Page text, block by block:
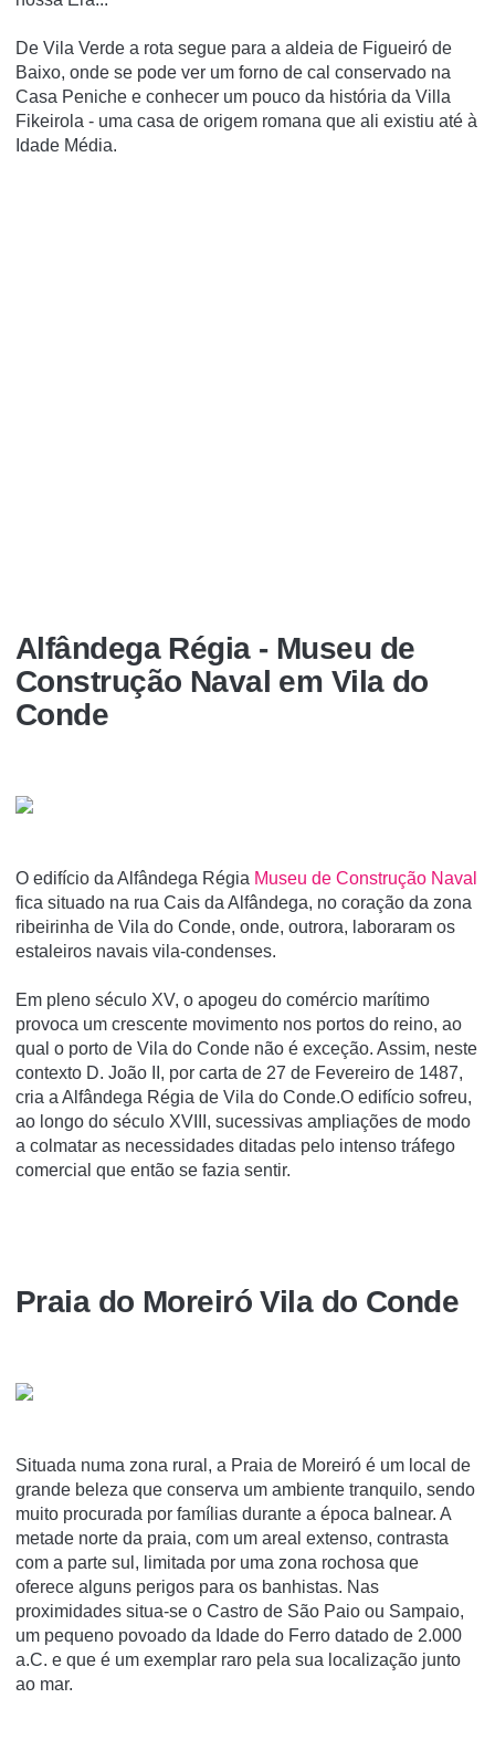
De Vila Verde a rota segue para a aldeia de Figueiró de
Baixo, onde se pode ver um forno de cal conservado na
Casa Peniche e conhecer um pouco da história da Villa
Fikeirola - uma casa de origem romana que ali existiu até à
Idade Média.
Alfândega Régia - Museu de
Construção Naval em Vila do
Conde
O edifício da Alfândega Régia Museu de Construção Naval
fica situado na rua Cais da Alfândega, no coração da zona
ribeirinha de Vila do Conde, onde, outrora, laboraram os
estaleiros navais vila-condenses.
Em pleno século XV, o apogeu do comércio marítimo
provoca um crescente movimento nos portos do reino, ao
qual o porto de Vila do Conde não é exceção. Assim, neste
contexto D. João II, por carta de 27 de Fevereiro de 1487,
cria a Alfândega Régia de Vila do Conde.O edifício sofreu,
ao longo do século XVIII, sucessivas ampliações de modo
a colmatar as necessidades ditadas pelo intenso tráfego
comercial que então se fazia sentir.
Praia do Moreiró Vila do Conde
Situada numa zona rural, a Praia de Moreiró é um local de
grande beleza que conserva um ambiente tranquilo, sendo
muito procurada por famílias durante a época balnear. A
metade norte da praia, com um areal extenso, contrasta
com a parte sul, limitada por uma zona rochosa que
oferece alguns perigos para os banhistas. Nas
proximidades situa-se o Castro de São Paio ou Sampaio,
um pequeno povoado da Idade do Ferro datado de 2.000
a.C. e que é um exemplar raro pela sua localização junto
ao mar.